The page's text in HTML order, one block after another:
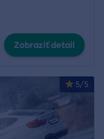
Zobraziť detail
5/5